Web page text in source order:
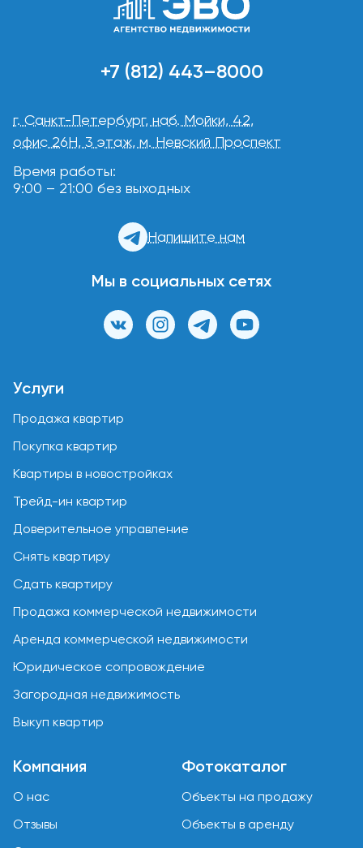
+7 (812) 443–8000
г. Санкт-Петербург, наб. Мойки, 42,
офис 26Н, 3 этаж, м. Невский Проспект
Время работы:
9:00 – 21:00 без выходных
Напишите нам
Мы в социальных сетях
Услуги
Продажа квартир
Покупка квартир
Квартиры в новостройках
Трейд-ин квартир
Доверительное управление
Снять квартиру
Сдать квартиру
Продажа коммерческой недвижимости
Аренда коммерческой недвижимости
Юридическое сопровождение
Загородная недвижимость
Выкуп квартир
Компания
О нас
Отзывы
Фотокаталог
Объекты на продажу
Объекты в аренду